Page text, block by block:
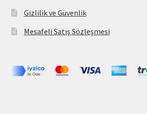
Gizlilik ve Güvenlik
Mesafeli Satış Sözleşmesi